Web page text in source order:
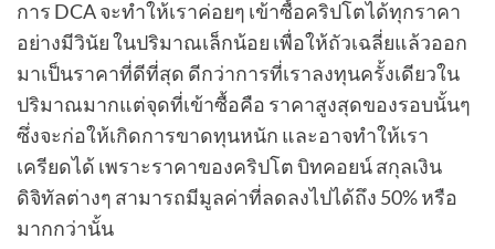
การ DCA จะทำให้เราค่อยๆ เข้าซื้อคริปโตได้ทุกราคา
อย่างมีวินัย ในปริมาณเล็กน้อย เพื่อให้ถัวเฉลี่ยแล้วออก
มาเป็นราคาที่ดีที่สุด ดีกว่าการที่เราลงทุนครั้งเดียวใน
ปริมาณมากแต่จุดที่เข้าซื้อคือ ราคาสูงสุดของรอบนั้นๆ
ซึ่งจะก่อให้เกิดการขาดทุนหนัก และอาจทำให้เรา
เครียดได้ เพราะราคาของคริปโต บิทคอยน์ สกุลเงิน
ดิจิทัลต่างๆ สามารถมีมูลค่าที่ลดลงไปได้ถึง 50% หรือ
มากกว่านั้น